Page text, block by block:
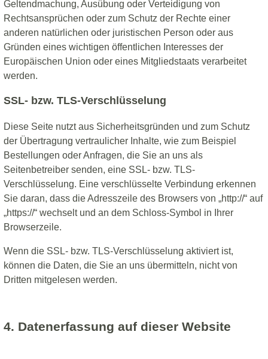
Geltendmachung, Ausübung oder Verteidigung von
Rechtsansprüchen oder zum Schutz der Rechte einer
anderen natürlichen oder juristischen Person oder aus
Gründen eines wichtigen öffentlichen Interesses der
Europäischen Union oder eines Mitgliedstaats verarbeitet
werden.
SSL- bzw. TLS-Verschlüsselung
Diese Seite nutzt aus Sicherheitsgründen und zum Schutz
der Übertragung vertraulicher Inhalte, wie zum Beispiel
Bestellungen oder Anfragen, die Sie an uns als
Seitenbetreiber senden, eine SSL- bzw. TLS-
Verschlüsselung. Eine verschlüsselte Verbindung erkennen
Sie daran, dass die Adresszeile des Browsers von „http://“ auf
„https://“ wechselt und an dem Schloss-Symbol in Ihrer
Browserzeile.
Wenn die SSL- bzw. TLS-Verschlüsselung aktiviert ist,
können die Daten, die Sie an uns übermitteln, nicht von
Dritten mitgelesen werden.
4. Datenerfassung auf dieser Website